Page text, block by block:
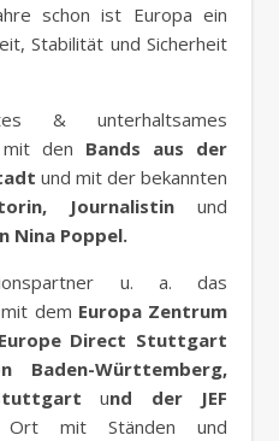
schon ist Europa ein
Stabilität und Sicherheit
& unterhaltsames
mit den Bands aus der
und mit der bekannten
Journalistin und
Nina Poppel.
u. a. das
mit dem Europa Zentrum
Direct Stuttgart
Baden-Württemberg,
und der JEF
mit Ständen und